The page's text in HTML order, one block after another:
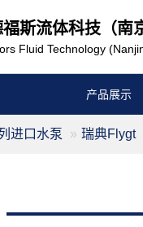
斯流体科技（南
Fluid Technology
产品展示
进口水泵 瑞典Flygt